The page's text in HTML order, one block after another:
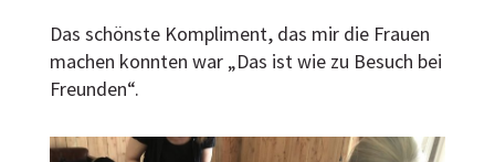
Das schönste Kompliment, das mir die Frauen
machen konnten war „Das ist wie zu Besuch bei
Freunden“.